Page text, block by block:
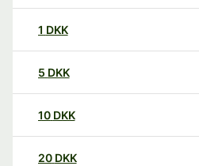
1 DKK
5 DKK
10 DKK
20 DKK